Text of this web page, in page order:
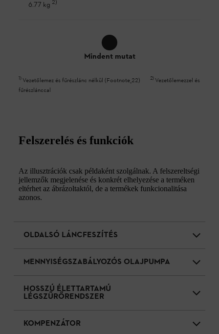
6.77 kg 2)
Mindent mutat
1) Vezetőlemez és fűrészlánc nélkül (Footnote_22) 2) Vezetőlemezzel és
fűrészlánccal
Felszerelés és funkciók
Az illusztrációk csak példaként szolgálnak. A felszereltségi
jellemzők megjelenése és konkrét elhelyezése a terméken
eltérhet az ábrázoltaktól, de a termékek funkcionalitása
azonos.
OLDALSÓ LÁNCFESZÍTÉS
MENNYISÉGSZABÁLYOZÓS OLAJPUMPA
HOSSZÚ ÉLETTARTAMÚ
LÉGSZŰRŐRENDSZER
KOMPENZÁTOR